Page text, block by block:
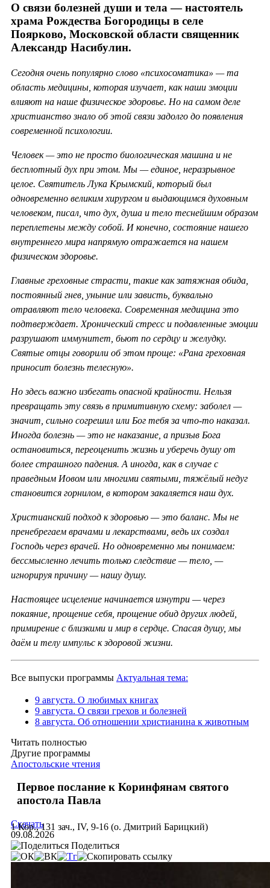
О связи болезней души и тела — настоятель
храма Рождества Богородицы в селе
Поярково, Московской области священник
Александр Насибулин.
Сегодня очень популярно слово «психосоматика» — та
область медицины, которая изучает, как наши эмоции
влияют на наше физическое здоровье. Но на самом деле
христианство знало об этой связи задолго до появления
современной психологии.
Человек — это не просто биологическая машина и не
бесплотный дух при этом. Мы — единое, неразрывное
целое. Святитель Лука Крымский, который был
одновременно великим хирургом и выдающимся духовным
человеком, писал, что дух, душа и тело теснейшим образом
переплетены между собой. И конечно, состояние нашего
внутреннего мира напрямую отражается на нашем
физическом здоровье.
Главные греховные страсти, такие как затяжная обида,
постоянный гнев, уныние или зависть, буквально
отравляют тело человека. Современная медицина это
подтверждает. Хронический стресс и подавленные эмоции
разрушают иммунитет, бьют по сердцу и желудку.
Святые отцы говорили об этом проще: «Рана греховная
приносит болезнь телесную».
Но здесь важно избегать опасной крайности. Нельзя
превращать эту связь в примитивную схему: заболел —
значит, сильно согрешил или Бог тебя за что-то наказал.
Иногда болезнь — это не наказание, а призыв Бога
остановиться, переоценить жизнь и уберечь душу от
более страшного падения. А иногда, как в случае с
праведным Иовом или многими святыми, тяжёлый недуг
становится горнилом, в котором закаляется наш дух.
Христианский подход к здоровью — это баланс. Мы не
пренебрегаем врачами и лекарствами, ведь их создал
Господь через врачей. Но одновременно мы понимаем:
бессмысленно лечить только следствие — тело, —
игнорируя причину — нашу душу.
Настоящее исцеление начинается изнутри — через
покаяние, прощение себя, прощение обид других людей,
примирение с близкими и мир в сердце. Спасая душу, мы
даём и телу импульс к здоровой жизни.
Все выпуски программы Актуальная тема:
9 августа. О любимых книгах
9 августа. О связи грехов и болезней
8 августа. Об отношении христианина к животным
Читать полностью
Другие программы
Апостольские чтения
Первое послание к Коринфянам святого
апостола Павла
1 Кор., 131 зач., IV, 9-16 (о. Дмитрий Барицкий)
Скачать
09.08.2026
Поделиться